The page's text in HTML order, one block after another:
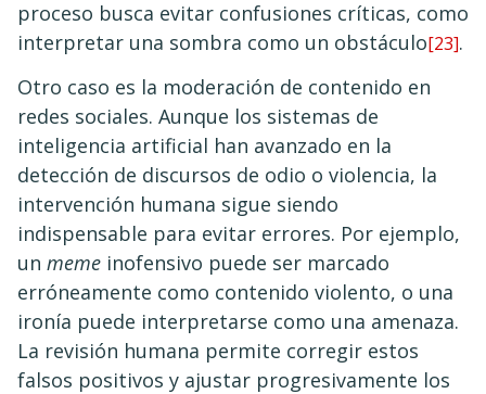
proceso busca evitar confusiones críticas, como
interpretar una sombra como un obstáculo[23].
Otro caso es la moderación de contenido en
redes sociales. Aunque los sistemas de
inteligencia artificial han avanzado en la
detección de discursos de odio o violencia, la
intervención humana sigue siendo
indispensable para evitar errores. Por ejemplo,
un meme inofensivo puede ser marcado
erróneamente como contenido violento, o una
ironía puede interpretarse como una amenaza.
La revisión humana permite corregir estos
falsos positivos y ajustar progresivamente los